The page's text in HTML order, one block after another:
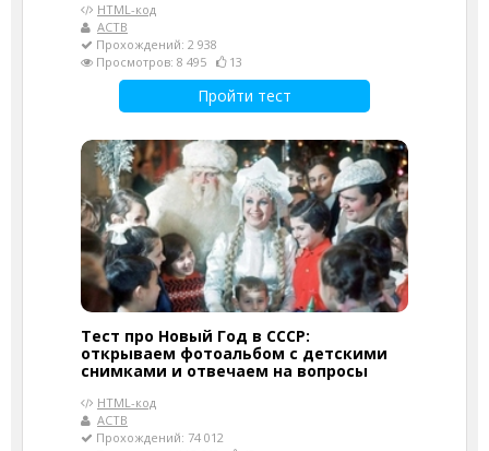
HTML-код
АСТВ
Прохождений: 2 938
Просмотров: 8 495
13
Пройти тест
Тест про Новый Год в СССР:
открываем фотоальбом с детскими
снимками и отвечаем на вопросы
HTML-код
АСТВ
Прохождений: 74 012